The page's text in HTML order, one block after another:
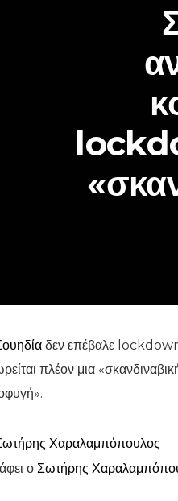
δεν επέβαλε lockdown
πλέον μια
ο Σωτήρης